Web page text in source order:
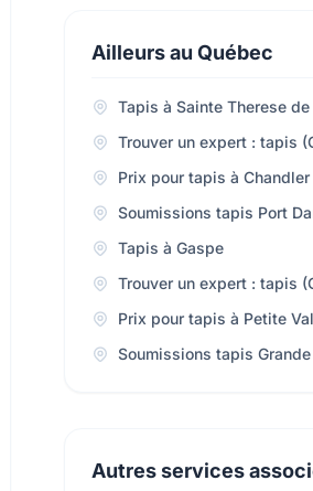
Ailleurs au Québec
Tapis à Sainte Therese de
Trouver un expert : tapis
Prix pour tapis à Chandler
Soumissions tapis Port
Tapis à Gaspe
Trouver un expert : tapis
Prix pour tapis à Petite
Soumissions tapis
Autres services